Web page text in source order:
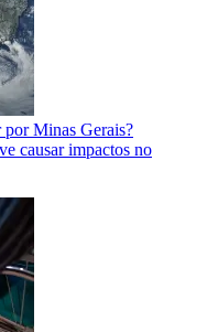
por Minas Gerais?
causar impactos no